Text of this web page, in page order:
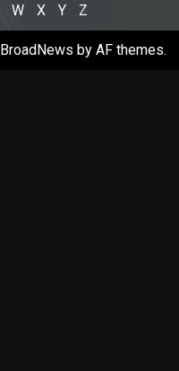
W X Y Z
BroadNews by AF themes.